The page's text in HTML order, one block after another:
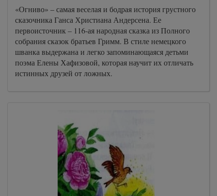
«Огниво» – самая веселая и бодрая история грустного
сказочника Ганса Христиана Андерсена. Ее
первоисточник – 116-ая народная сказка из Полного
собрания сказок братьев Гримм. В стиле немецкого
шванка выдержана и легко запоминающаяся детьми
поэма Елены Хафизовой, которая научит их отличать
истинных друзей от ложных.